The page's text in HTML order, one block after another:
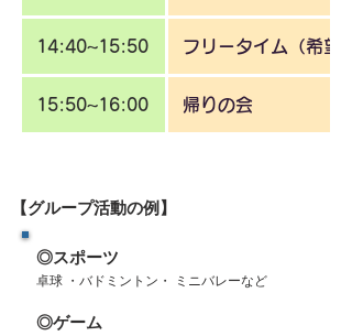
14:40~15:50 フリータイム（希望
15:50~16:00 帰りの会
【グループ活動の例】
◎スポーツ
卓球 ・バドミントン・ ミニバレーなど
◎ゲーム